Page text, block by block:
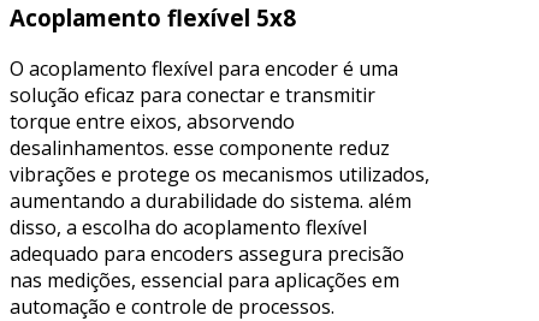
Acoplamento flexível 5x8
O acoplamento flexível para encoder é uma
solução eficaz para conectar e transmitir
torque entre eixos, absorvendo
desalinhamentos. esse componente reduz
vibrações e protege os mecanismos utilizados,
aumentando a durabilidade do sistema. além
disso, a escolha do acoplamento flexível
adequado para encoders assegura precisão
nas medições, essencial para aplicações em
automação e controle de processos.